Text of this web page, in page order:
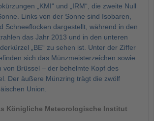
„KMI“ und „IRM“, die zweite Null
Links von der Sonne sind Isobaren,
Schneeflocken dargestellt, während in den
das Jahr 2013 und in den unteren
„BE“ zu sehen ist. Unter der Ziffer
sich das Münzmeisterzeichen sowie
von Brüssel – der behelmte Kopf des
Der äußere Münzring trägt die zwölf
Union.
Königliche Meteorologische Institut